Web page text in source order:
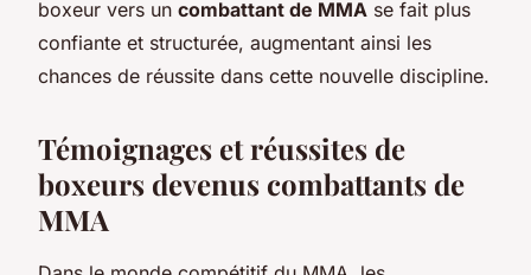
boxeur vers un combattant de MMA se fait plus
confiante et structurée, augmentant ainsi les
chances de réussite dans cette nouvelle discipline.
Témoignages et réussites de
boxeurs devenus combattants de
MMA